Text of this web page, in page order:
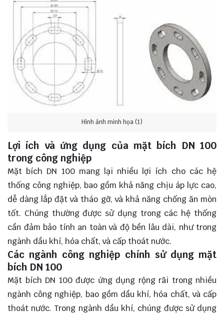
Hình ảnh minh họa (1)
Lợi ích và ứng dụng của mặt bích DN 100
trong công nghiệp
Mặt bích DN 100 mang lại nhiều lợi ích cho các hệ
thống công nghiệp, bao gồm khả năng chịu áp lực cao,
dễ dàng lắp đặt và tháo gỡ, và khả năng chống ăn mòn
tốt. Chúng thường được sử dụng trong các hệ thống
cần đảm bảo tính an toàn và độ bền lâu dài, như trong
ngành dầu khí, hóa chất, và cấp thoát nước.
Các ngành công nghiệp chính sử dụng mặt
bích DN 100
Mặt bích DN 100 được ứng dụng rộng rãi trong nhiều
ngành công nghiệp, bao gồm dầu khí, hóa chất, và cấp
thoát nước. Trong ngành dầu khí, chúng được sử dụng